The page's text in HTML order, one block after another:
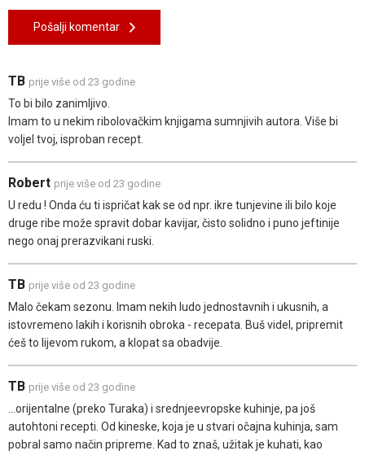
Pošalji komentar
TB prije više od 23 godine
To bi bilo zanimljivo.
Imam to u nekim ribolovačkim knjigama sumnjivih autora. Više bi
voljel tvoj, isproban recept.
Robert prije više od 23 godine
U redu ! Onda ću ti ispričat kak se od npr. ikre tunjevine ili bilo koje
druge ribe može spravit dobar kavijar, čisto solidno i puno jeftinije
nego onaj prerazvikani ruski.
TB prije više od 23 godine
Malo čekam sezonu. Imam nekih ludo jednostavnih i ukusnih, a
istovremeno lakih i korisnih obroka - recepata. Buš videl, pripremit
ćeš to lijevom rukom, a klopat sa obadvije.
TB prije više od 23 godine
...orijentalne (preko Turaka) i srednjeevropske kuhinje, pa još
autohtoni recepti. Od kineske, koja je u stvari očajna kuhinja, sam
pobral samo način pripreme. Kad to znaš, užitak je kuhati, kao